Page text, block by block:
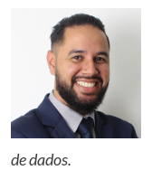
de dados.